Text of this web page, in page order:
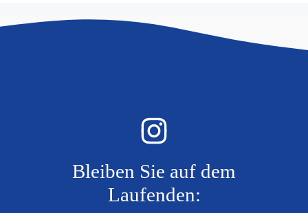
Bleiben Sie auf dem
Laufenden: